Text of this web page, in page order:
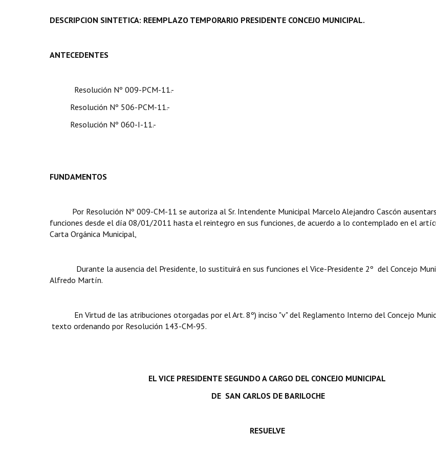
DESCRIPCION SINTETICA: REEMPLAZO TEMPORARIO PRESIDENTE CONCEJO MUNICIPAL.
ANTECEDENTES
Resolución Nº 009-PCM-11.-
Resolución Nº 506-PCM-11.-
Resolución Nº 060-I-11.-
FUNDAMENTOS
Por Resolución Nº 009-CM-11 se autoriza al Sr. Intendente Municipal Marcelo Alejandro Cascón
funciones desde el día 08/01/2011 hasta el reintegro en sus funciones, de acuerdo a lo contemplado en el
Carta Orgánica Municipal,
Durante la ausencia del Presidente, lo sustituirá en sus funciones el Vice-Presidente 2º del Concejo
Alfredo Martín.
En Virtud de las atribuciones otorgadas por el Art. 8º) inciso "v" del Reglamento Interno del Concejo
texto ordenando por Resolución 143-CM-95.
EL VICE PRESIDENTE SEGUNDO A CARGO DEL CONCEJO MUNICIPAL
DE SAN CARLOS DE BARILOCHE
RESUELVE